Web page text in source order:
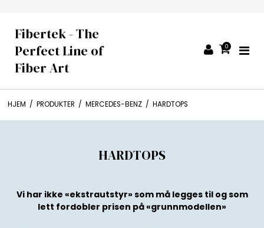
Fibertek - The
Perfect Line of
Fiber Art
0
HJEM / PRODUKTER / MERCEDES-BENZ / HARDTOPS
HARDTOPS
Vi har ikke «ekstrautstyr» som må legges til og som
lett fordobler prisen på «grunnmodellen»